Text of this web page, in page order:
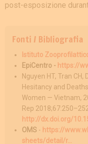
post-esposizione
Fonti / Bibliografia
Istituto
EpiCentro - https://
Nguyen HT, Tran CH,
Hesitancy and
Women — Vietnam,
Rep
http://dx.doi.org/
OMS - https://
sheets/detail/r...